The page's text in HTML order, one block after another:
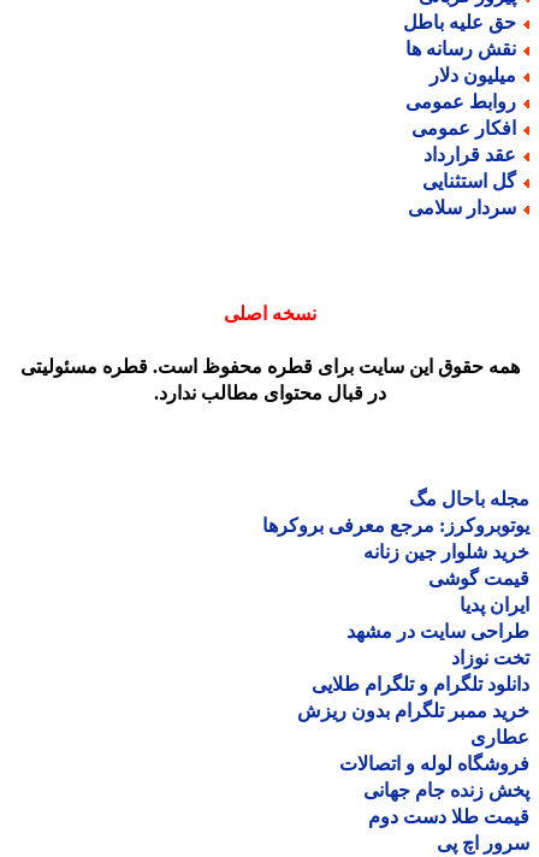
علیه باطل
رسانه ها
دلار
عمومی
عمومی
قرارداد
استثنایی
سلامی
نسخه اصلی
حقوق این سایت برای قطره محفوظ است. قطره مسئولیتی
در قبال محتوای مطالب ندارد.
باحال مگ
مرجع معرفی بروکرها
شلوار جین زنانه
گوشی
پدیا
سایت در مشهد
نوزاد
تلگرام و تلگرام طلایی
ممبر تلگرام بدون ریزش
لوله و اتصالات
زنده جام جهانی
طلا دست دوم
اچ پی